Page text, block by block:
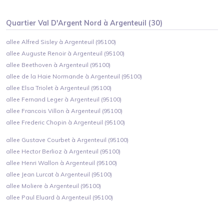
QuartierVal D'Argent Nord àArgenteuil (30)
allee Alfred Sisley à Argenteuil (95100)
allee Auguste Renoir à Argenteuil (95100)
allee Beethoven à Argenteuil (95100)
allee de la Haie Normande à Argenteuil (95100)
allee Elsa Triolet à Argenteuil (95100)
allee Fernand Leger à Argenteuil (95100)
allee Francois Villon à Argenteuil (95100)
allee Frederic Chopin à Argenteuil (95100)
allee Gustave Courbet à Argenteuil (95100)
allee Hector Berlioz à Argenteuil (95100)
allee Henri Wallon à Argenteuil (95100)
allee Jean Lurcat à Argenteuil (95100)
allee Moliere à Argenteuil (95100)
allee Paul Eluard à Argenteuil (95100)